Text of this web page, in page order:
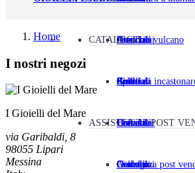
Orecchini
Spille
Gemelli
Orologi
Astuccio vulcano
Pietre da
ASSISTENZA POST
Assistenza post
Ciondoli
Collane
Orecchini
Gemelli
Bracciali
Ciondoli
Collane
Orecchini
Anelli
Bracciali
Ciondoli
Collane
CATALOGO
Anelli
Bracciali
Ciondoli
Home
I nostri negozi
I Gioielli del Mare
via Garibaldi, 8
98055 Lipari
Messina